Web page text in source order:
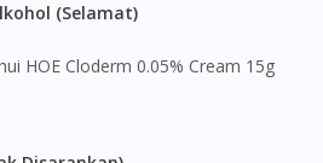
(Selamat)
HOE Cloderm 0.05% Cream 15g